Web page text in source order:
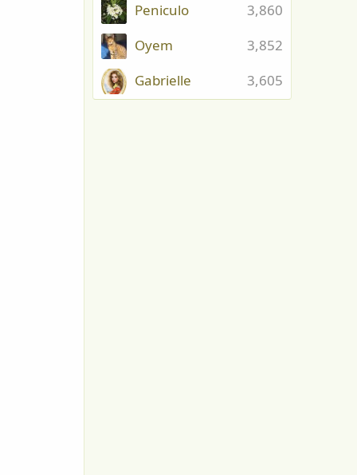
3,860
Peniculo
3,852
Oyem
3,605
Gabrielle